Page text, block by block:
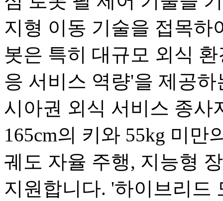
지형 이동 기술을 접목하
봇은 특히 대규모 외식
응 서비스 역량'을 제공
시아권 외식 서비스 종사
165cm의 키와 55kg 미만
궤도 자율 주행, 지능형
지원합니다. '하이브리드